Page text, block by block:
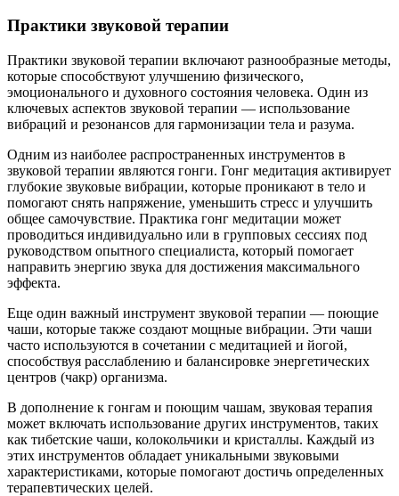
Практики звуковой терапии
Практики звуковой терапии включают разнообразные методы,
которые способствуют улучшению физического,
эмоционального и духовного состояния человека. Один из
ключевых аспектов звуковой терапии — использование
вибраций и резонансов для гармонизации тела и разума.
Одним из наиболее распространенных инструментов в
звуковой терапии являются гонги. Гонг медитация активирует
глубокие звуковые вибрации, которые проникают в тело и
помогают снять напряжение, уменьшить стресс и улучшить
общее самочувствие. Практика гонг медитации может
проводиться индивидуально или в групповых сессиях под
руководством опытного специалиста, который помогает
направить энергию звука для достижения максимального
эффекта.
Еще один важный инструмент звуковой терапии — поющие
чаши, которые также создают мощные вибрации. Эти чаши
часто используются в сочетании с медитацией и йогой,
способствуя расслаблению и балансировке энергетических
центров (чакр) организма.
В дополнение к гонгам и поющим чашам, звуковая терапия
может включать использование других инструментов, таких
как тибетские чаши, колокольчики и кристаллы. Каждый из
этих инструментов обладает уникальными звуковыми
характеристиками, которые помогают достичь определенных
терапевтических целей.